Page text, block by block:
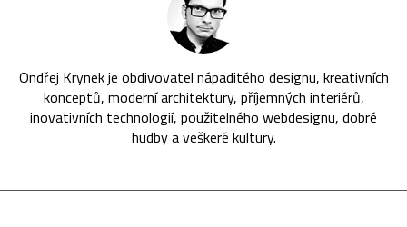
Ondřej Krynek je obdivovatel nápaditého designu, kreativních
konceptů, moderní architektury, příjemných interiérů,
inovativních technologií, použitelného webdesignu, dobré
hudby a veškeré kultury.